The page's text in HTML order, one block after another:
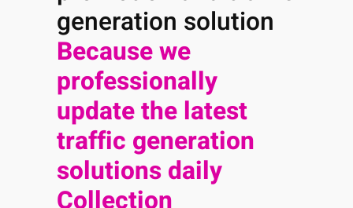
generation solution
Because we
professionally
update the latest
traffic generation
solutions daily